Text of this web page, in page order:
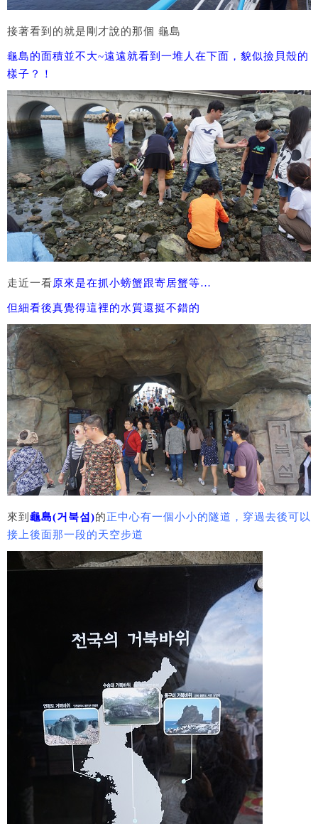
接著看到的就是剛才說的那個 龜島
龜島的面積並不大~遠遠就看到一堆人在下面，貌似撿貝殼的
樣子？！
走近一看原來是在抓小螃蟹跟寄居蟹等…
但細看後真覺得這裡的水質還挺不錯的
來到 龜島(거북섬)的正中心有一個小小的隧道，穿過去後可以
接上後面那一段的天空步道